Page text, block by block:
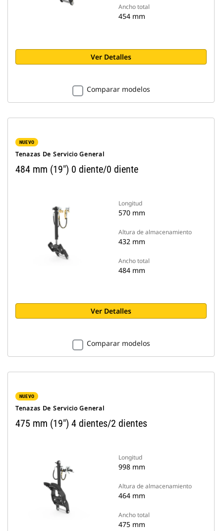
Ancho total
454 mm
Ver Detalles
Comparar modelos
NUEVO
Tenazas De Servicio General
484 mm (19") 0 diente/0 diente
Longitud
570 mm
Altura de almacenamiento
432 mm
Ancho total
484 mm
Ver Detalles
Comparar modelos
NUEVO
Tenazas De Servicio General
475 mm (19") 4 dientes/2 dientes
Longitud
998 mm
Altura de almacenamiento
464 mm
Ancho total
475 mm